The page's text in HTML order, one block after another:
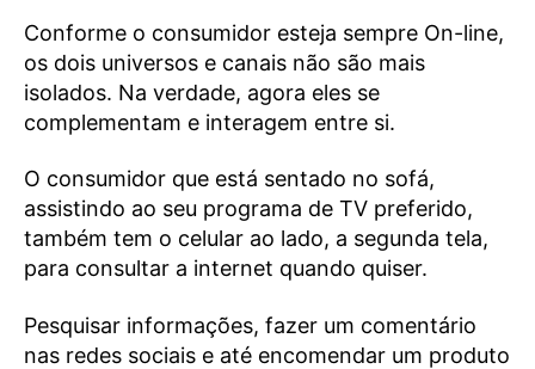
Conforme o consumidor esteja sempre On-line,
os dois universos e canais não são mais
isolados. Na verdade, agora eles se
complementam e interagem entre si.
O consumidor que está sentado no sofá,
assistindo ao seu programa de TV preferido,
também tem o celular ao lado, a segunda tela,
para consultar a internet quando quiser.
Pesquisar informações, fazer um comentário
nas redes sociais e até encomendar um produto